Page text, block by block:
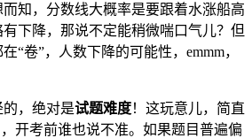
知，分数线大概率是要跟着水涨船高
下降，那说不定能稍微喘口气儿？但
“卷”，人数下降的可能性，emmm，
，绝对是试题难度！这玩意儿，简直
开考前谁也说不准。如果题目普遍偏